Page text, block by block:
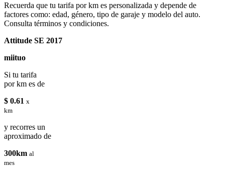
Recuerda que tu tarifa por km es personalizada y depende de
factores como: edad, género, tipo de garaje y modelo del auto.
Consulta términos y condiciones.
Attitude SE 2017
miituo
Si tu tarifa
por km es de
$ 0.61 x
km
y recorres un
aproximado de
300km al
mes